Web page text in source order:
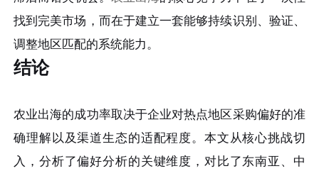
找到完美市场，而在于建立一套能够持续识别、验证、
调整地区匹配的系统能力。
结论
农业出海的成功率取决于企业对热点地区采购偏好的准
确理解以及渠道生态的适配程度。本文从核心挑战切
入，分析了偏好分析的关键维度，对比了东南亚、中